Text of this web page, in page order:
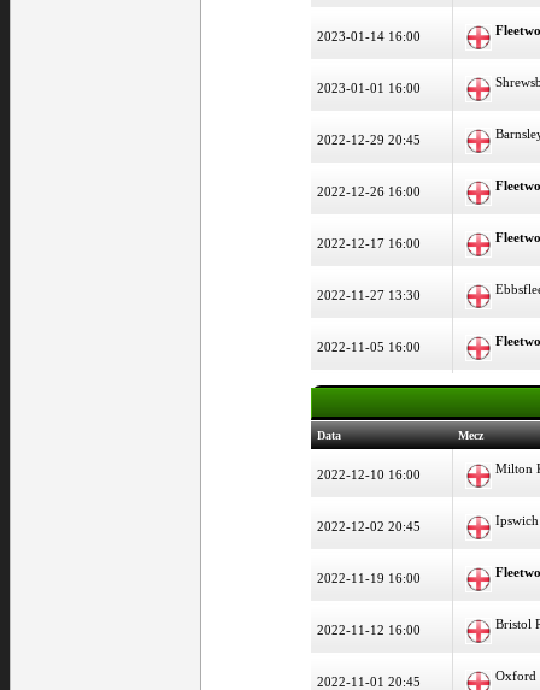
2023-01-14 16:00
2023-01-01 16:00
2022-12-29 20:45
2022-12-26 16:00
2022-12-17 16:00
2022-11-27 13:30
2022-11-05 16:00
Data Mecz
2022-12-10 16:00 Milton
2022-12-02 20:45
2022-11-19 16:00
2022-11-12 16:00 Bristol
2022-11-01 20:45